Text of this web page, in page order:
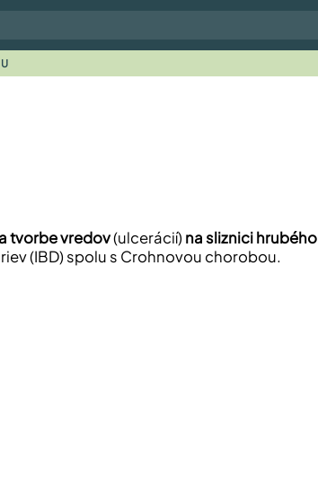
tvorbe vredov(ulcerácií) na sliznici hrubého
(IBD) spolu s Crohnovou chorobou.